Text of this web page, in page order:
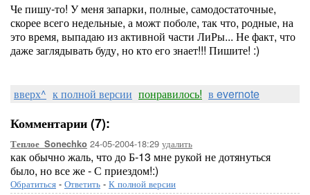
Че пишу-то! У меня запарки, полные, самодостаточные,
скорее всего недельные, а можт поболе, так что, родные, на
это время, выпадаю из активной части ЛиРы... Не факт, что
даже заглядывать буду, но кто его знает!!! Пишите! :)
вверх^ к полной версии понравилось! в evernote
Комментарии (7):
Теплое_Sonechko 24-05-2004-18:29 удалить
как обычно жаль, что до Б-13 мне рукой не дотянуться
было, но все же - С приездом!:)
Обратиться - Ответить - К полной версии